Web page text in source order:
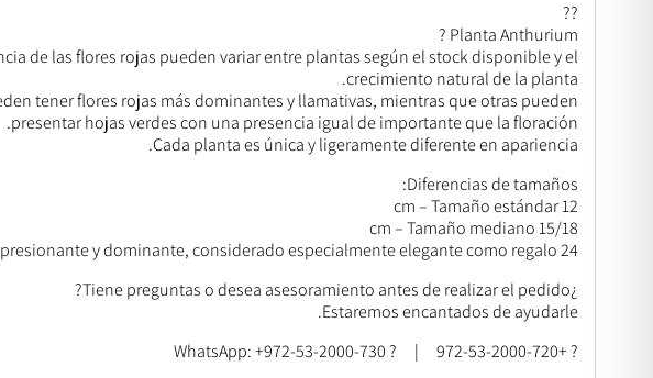
??
Planta Anthurium ?
de las flores rojas pueden variar entre plantas según el stock disponible y el
crecimiento natural de la planta.
tener flores rojas más dominantes y llamativas, mientras que otras pueden
presentar hojas verdes con una presencia igual de importante que la floración.
Cada planta es única y ligeramente diferente en apariencia.
Diferencias de tamaños:
12 cm – Tamaño estándar
15/18 cm – Tamaño mediano
24 cm – El tamaño más impresionante y dominante, considerado especialmente elegante como regalo.
¿Tiene preguntas o desea asesoramiento antes de realizar el pedido?
Estaremos encantados de ayudarle.
? +972-53-2000-720 | ? WhatsApp: +972-53-2000-730